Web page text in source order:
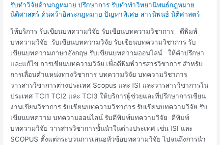
รับทำวิจัยด้านกฎหมาย ปรึกษาการ รับทำทำวิทยานิพนธ์กฎหมาย
นิติศาสตร์ ค้นคว้าอิสระกฎหมาย ปัญหาพิเศษ สารนิพนธ์ นิติศาสตร์
ให้บริการ รับเขียนบทความวิจัย รับเขียนบทความวิชาการ ตีพิมพ์
บทความวิจัย รับเขียนบทความวิจัย รับเขียนบทความวิชาการ รับ
เขียนบทความภาษาอังกฤษ รับเขียนบทความออนไลน์ ให้คำปรึกษา
และแก้ไข การเขียนบทความวิจัย เพื่อตีพิมพ์วารสารวิชาการ สำหรับ
การเลื่อนตำแหน่งทางวิชาการ บทความวิจัย บทความวิชาการ
วารสารวิชาการต่างประเทศ Scopus และ ISI และวารสารวิชาการใน
ประเทศ TCI1 TCI2 และ TCI3 ให้บริการผู้ช่วยและที่ปรึกษาการเขียน
งานเขียนวิชาการ รับเขียนบทความวิชาการ รับเขียนบทความวิจัย รับ
เขียนบทความ บทความออนไลน์ รับตีพิมพ์บทความวิจัย ตีพิมพ์
บทความวิจัย วารสารวิชาการชั้นนำในต่างประเทศ เช่น ISI และ
SCOPUS ตั้งแต่กระบวนการเสนอหัวข้อบทความวิจัย ไปจนถึงการนำ
วิจัย
รับ
ตี
บทความ